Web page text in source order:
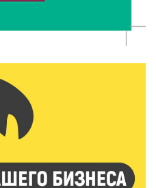
что ждёт
получил бизнес
лагерях Тверской